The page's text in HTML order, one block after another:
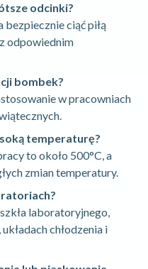
odcinki?
bezpiecznie ciąć piłą
odpowiednim
bombek?
w pracowniach
temperaturę?
to około 500°C, a
zmian temperatury.
laboratoryjnego,
chłodzenia i